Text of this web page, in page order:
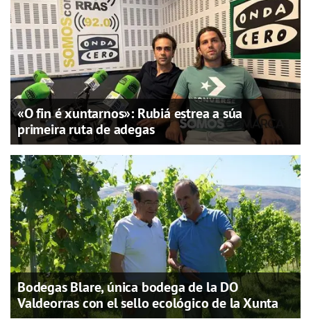
«O fin é xuntarnos»: Rubiá estrea a súa
primeira ruta de adegas
Bodegas Blare, única bodega de la DO
Valdeorras con el sello ecológico de la Xunta